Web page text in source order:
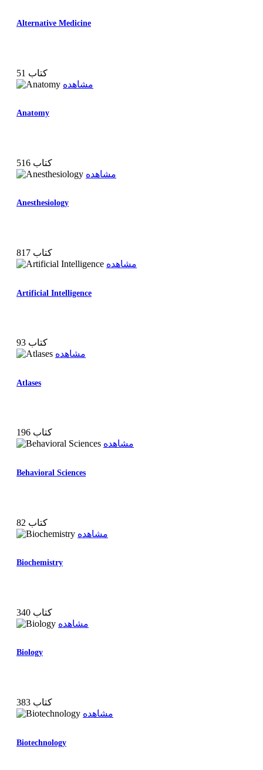
Alternative Medicine
51 کتاب
مشاهده
Anatomy
516 کتاب
مشاهده
Anesthesiology
817 کتاب
مشاهده
Artificial Intelligence
93 کتاب
مشاهده
Atlases
196 کتاب
مشاهده
Behavioral Sciences
82 کتاب
مشاهده
Biochemistry
340 کتاب
مشاهده
Biology
383 کتاب
مشاهده
Biotechnology